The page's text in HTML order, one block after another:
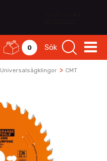
0 Sök
Universalsågklingor > CMT